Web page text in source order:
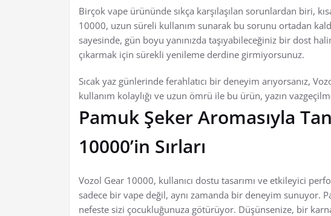
Birçok vape ürününde sıkça karşılaşılan sorunlardan biri,
10000, uzun süreli kullanım sunarak bu sorunu ortadan
sayesinde, gün boyu yanınızda taşıyabileceğiniz bir dost
çıkarmak için sürekli yenileme derdine girmiyorsunuz.
Sıcak yaz günlerinde ferahlatıcı bir deneyim arıyorsanız,
kullanım kolaylığı ve uzun ömrü ile bu ürün, yazın
Pamuk Şeker Aromasıyla
10000’in Sırları
Vozol Gear 10000, kullanıcı dostu tasarımı ve etkileyici
sadece bir vape değil, aynı zamanda bir deneyim sunuyor.
nefeste sizi çocukluğunuza götürüyor. Düşünsenize, bir